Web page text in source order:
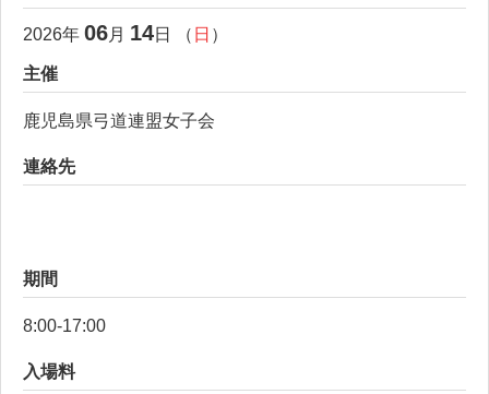
2026年 06月 14日 （ 日 ）
主催
鹿児島県弓道連盟女子会
連絡先
期間
8:00-17:00
入場料